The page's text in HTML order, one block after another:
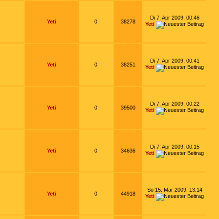
Yeti 0 38278
Di 7. Apr 2009, 00:46
Yeti
Yeti 0 38251
Di 7. Apr 2009, 00:41
Yeti
Yeti 0 39500
Di 7. Apr 2009, 00:22
Yeti
Yeti 0 34636
Di 7. Apr 2009, 00:15
Yeti
Yeti 0 44918
So 15. Mär 2009, 13:14
Yeti